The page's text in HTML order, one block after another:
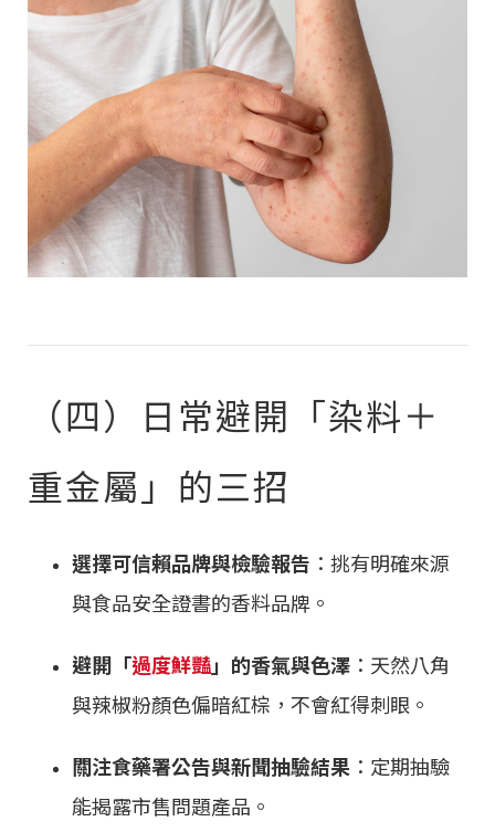
（四）日常避開「染料＋
重金屬」的三招
選擇可信賴品牌與檢驗報告 ：挑有明確來源
與食品安全證書的香料品牌。
避開「過度鮮豔」的香氣與色澤 ：天然八角
與辣椒粉顏色偏暗紅棕，不會紅得刺眼。
關注食藥署公告與新聞抽驗結果 ：定期抽驗
能揭露市售問題產品。